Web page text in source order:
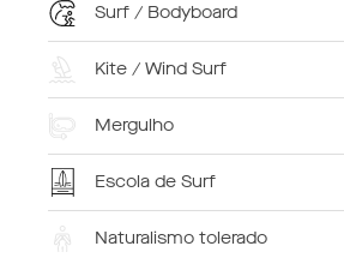
Surf / Bodyboard
Kite / Wind Surf
Mergulho
Escola de Surf
Naturalismo tolerado